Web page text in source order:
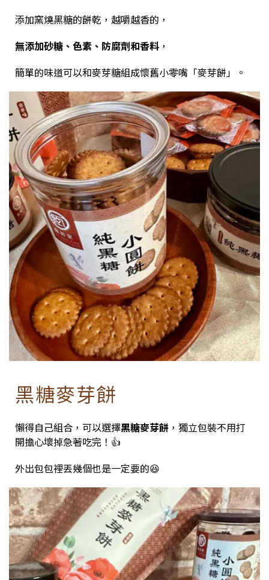
添加窯燒黑糖的餅乾，越嚼越香的，
無添加砂糖、色素、防腐劑和香料 ，
簡單的味道可以和麥芽糖組成懷舊小零嘴「麥芽餅」。
黑糖麥芽餅
懶得自己組合，可以選擇黑糖麥芽餅 ，獨立包裝不用打
開擔心壞掉急著吃完！👍
外出包包裡丟幾個也是一定要的😆